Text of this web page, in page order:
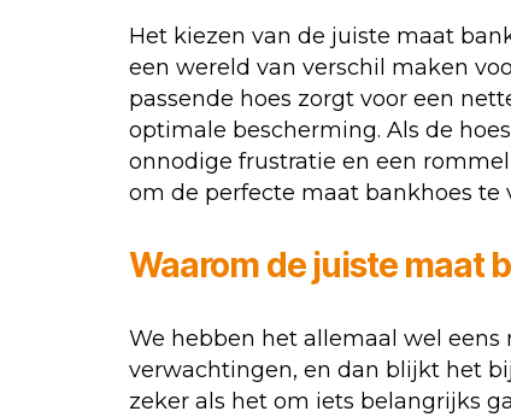
Het kiezen van de juiste maat
een wereld van verschil maken
passende hoes zorgt voor een
optimale bescherming. Als de
onnodige frustratie en een
om de perfecte maat bankhoes te
Waarom de juiste maat
We hebben het allemaal wel
verwachtingen, en dan blijkt het
zeker als het om iets belangrijks